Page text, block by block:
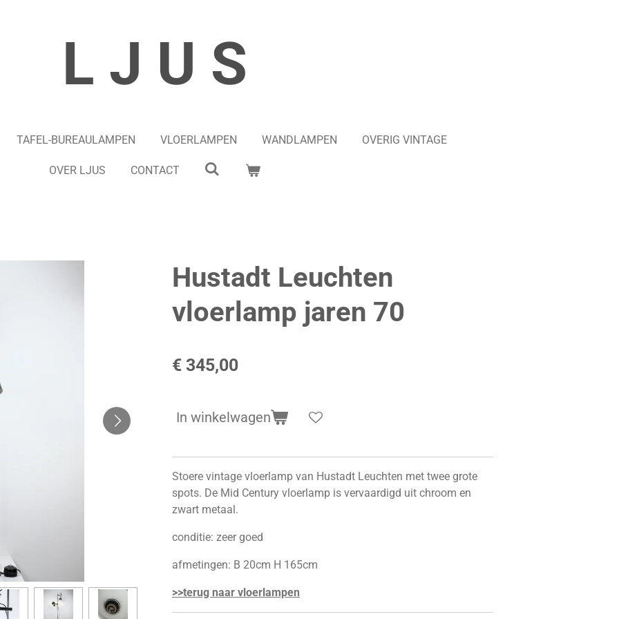
L J U S
TAFEL-BUREAULAMPEN VLOERLAMPEN WANDLAMPEN OVERIG VINTAGE
OVER LJUS CONTACT
Hustadt Leuchten
vloerlamp jaren 70
€ 345,00
In winkelwagen
Stoere vintage vloerlamp van Hustadt Leuchten met twee grote
spots. De Mid Century vloerlamp is vervaardigd uit chroom en
zwart metaal.
conditie: zeer goed
afmetingen: B 20cm H 165cm
>>terug naar vloerlampen